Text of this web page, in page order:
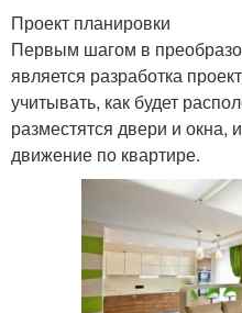
Проект планировки
Первым шагом в
является разработка
учитывать, как будет
разместятся двери и окна,
движение по квартире.